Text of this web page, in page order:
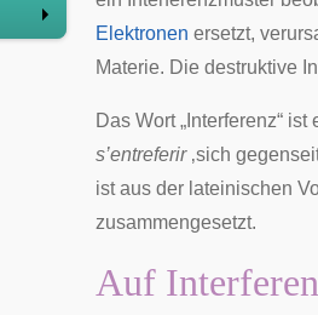
Elektronen ersetzt,
Materie. Die destruktive
Das Wort „Interferenz“
s’entreferir‚sich
ist aus der lateinischen
zusammengesetzt.
Auf